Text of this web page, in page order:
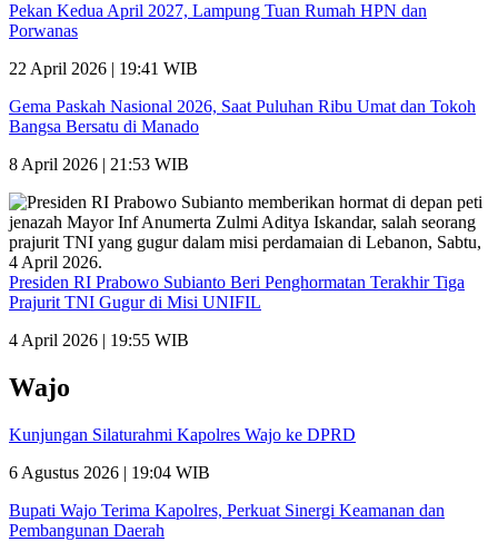
Pekan Kedua April 2027, Lampung Tuan Rumah HPN dan
Porwanas
22 April 2026 | 19:41 WIB
Gema Paskah Nasional 2026, Saat Puluhan Ribu Umat dan Tokoh
Bangsa Bersatu di Manado
8 April 2026 | 21:53 WIB
Presiden RI Prabowo Subianto Beri Penghormatan Terakhir Tiga
Prajurit TNI Gugur di Misi UNIFIL
4 April 2026 | 19:55 WIB
Wajo
Kunjungan Silaturahmi Kapolres Wajo ke DPRD
6 Agustus 2026 | 19:04 WIB
Bupati Wajo Terima Kapolres, Perkuat Sinergi Keamanan dan
Pembangunan Daerah